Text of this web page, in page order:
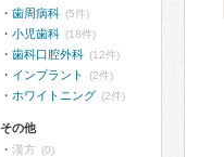
歯周病科 (5件)
小児歯科 (18件)
歯科口腔外科 (12件)
インプラント (2件)
ホワイトニング (2件)
その他
漢方 (0)